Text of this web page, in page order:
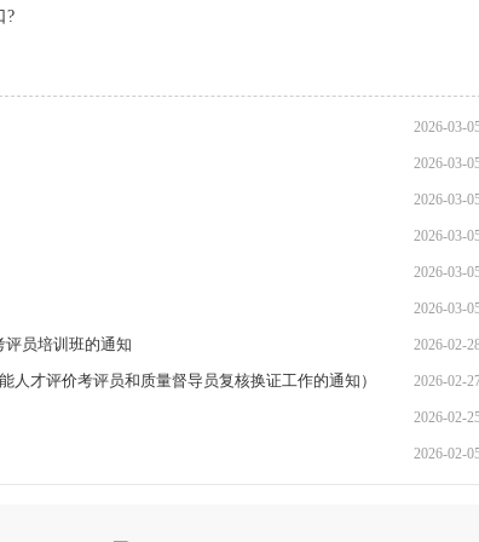
?
2026-03-
2026-03-
2026-03-
2026-03-
2026-03-
2026-03-
评员培训班的通知 2026-02-
才评价考评员和质量督导员复核换证工作的通知） 2026-02-
2026-02-
2026-02-